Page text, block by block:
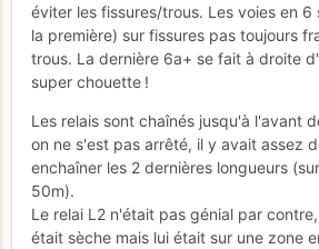
éviter les fissures/trous. Les voies en
la première) sur fissures pas toujours
trous. La dernière 6a+ se fait à droite
super chouette !
Les relais sont chaînés jusqu'à l'avant
on ne s'est pas arrêté, il y avait assez
enchaîner les 2 dernières longueurs
50m).
Le relai L2 n'était pas génial par
était sèche mais lui était sur une zone